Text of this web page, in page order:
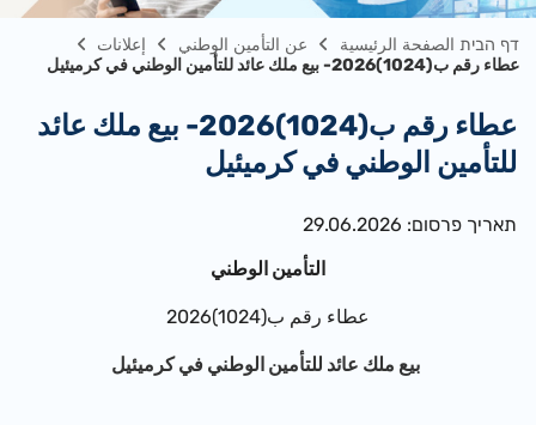
דף הבית الصفحة الرئيسية عن التأمين الوطني
إعلانات
عطاء رقم ب(1024)2026- بيع ملك عائد للتأمين الوطني في كرميئيل
عطاء رقم ب(1024)2026- بيع ملك عائد
للتأمين الوطني في كرميئيل
תאריך פרסום: 29.06.2026
التأمين الوطني
عطاء رقم ب(1024)2026
بيع ملك عائد للتأمين الوطني في كرميئيل